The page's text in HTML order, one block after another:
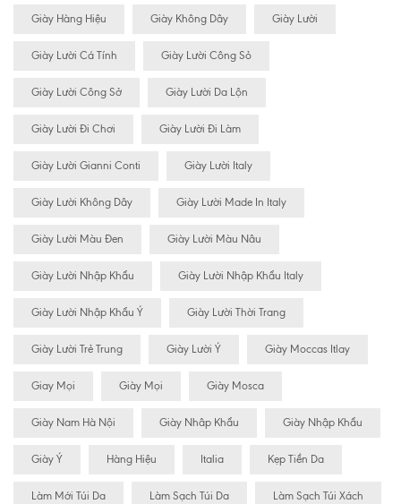
Giày Hàng Hiệu Giày Không Dây Giày Lười
Giày Lười Cá Tính Giày Lười Công Sỏ
Giày Lười Công Sở Giày Lười Da Lộn
Giày Lười Đi Chơi Giày Lười Đi Làm
Giày Lười Gianni Conti Giày Lười Italy
Giày Lười Không Dây Giày Lười Made In Italy
Giày Lười Màu Đen Giày Lười Màu Nâu
Giày Lười Nhập Khẩu Giày Lười Nhập Khẩu Italy
Giày Lười Nhập Khẩu Ý Giày Lười Thời Trang
Giày Lười Trẻ Trung Giày Lười Ý Giày Moccas Itlay
Giay Mọi Giày Mọi Giày Mosca
Giày Nam Hà Nội Giày Nhâp Khẩu Giày Nhập Khẩu
Giày Ý Hàng Hiệu Italia Kẹp Tiền Da
Làm Mới Túi Da Làm Sạch Túi Da Làm Sạch Túi Xách